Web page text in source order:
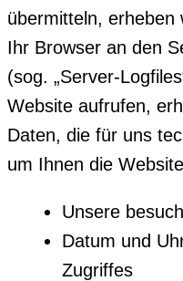
übermitteln, erheben
Ihr Browser an den
(sog. „Server-
Website aufrufen,
Daten, die für uns
um Ihnen die
Unsere
Datum und
Zugriffes